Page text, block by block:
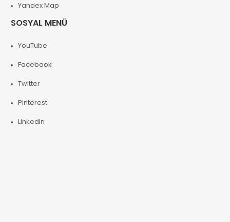
Yandex Map
SOSYAL MENÜ
YouTube
Facebook
Twitter
Pinterest
Linkedin